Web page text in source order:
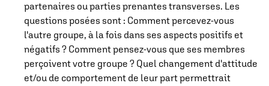
partenaires ou parties prenantes transverses. Les
questions posées sont : Comment percevez-vous
l'autre groupe, à la fois dans ses aspects positifs et
négatifs ? Comment pensez-vous que ses membres
perçoivent votre groupe ? Quel changement d'attitude
et/ou de comportement de leur part permettrait